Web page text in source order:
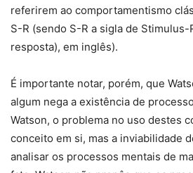
referirem ao comportamentismo
S-R (sendo S-R a sigla de
resposta), em inglês).
É importante notar, porém, que
algum nega a existência de
Watson, o problema no uso destes
conceito em si, mas a inviabilidade
analisar os processos mentais de